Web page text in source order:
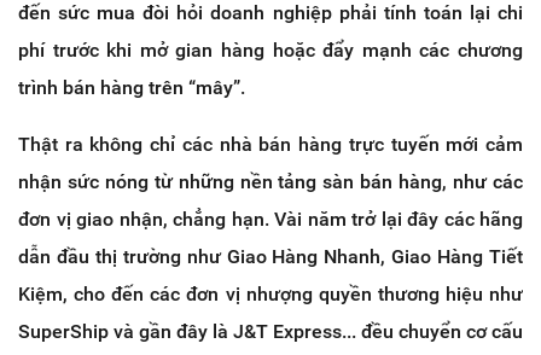
đến sức mua đòi hỏi doanh nghiệp phải tính toán lại chi
phí trước khi mở gian hàng hoặc đẩy mạnh các chương
trình bán hàng trên “mây”.
Thật ra không chỉ các nhà bán hàng trực tuyến mới cảm
nhận sức nóng từ những nền tảng sàn bán hàng, như các
đơn vị giao nhận, chẳng hạn. Vài năm trở lại đây các hãng
dẫn đầu thị trường như Giao Hàng Nhanh, Giao Hàng Tiết
Kiệm, cho đến các đơn vị nhượng quyền thương hiệu như
SuperShip và gần đây là J&T Express... đều chuyển cơ cấu